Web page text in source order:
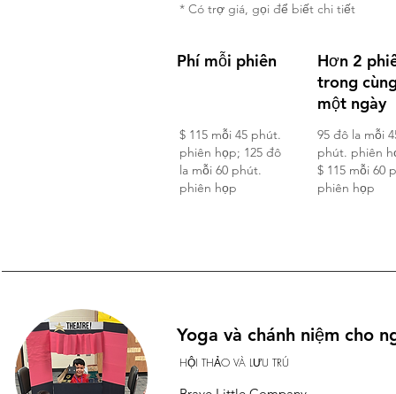
* Có trợ giá, gọi để biết chi tiết
Phí mỗi phiên
$ 115 mỗi 45 phút.
phiên họp; 125 đô
la mỗi 60 phút.
phiên họp
Hơn 2
trong
một ngày
95 đô la mỗi
phút. phiên
$ 115 mỗi 60
phiên họp
Yoga và chánh niệm cho
HỘI THẢO VÀ LƯU TRÚ